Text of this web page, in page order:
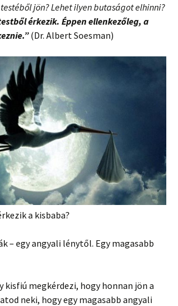
jön? Lehet ilyen butaságot elhinni?
érkezik. Éppen ellenkezőleg, a
(Dr. Albert Soesman)
a kisbaba?
– egy angyali lénytől. Egy magasabb
kisfiú megkérdezi, hogy honnan jön a
neki, hogy egy magasabb angyali